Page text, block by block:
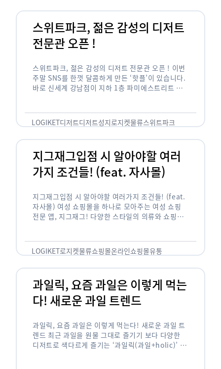
스위트파크, 젊은 감성의 디저트
전문관 오픈 !
스위트파크, 젊은 감성의 디저트 전문관 오픈 ! 이번
주말 SNS를 한껏 달콤하게 만든 ‘핫플’이 있습니다.
바로 신세계 강남점이 지하 1층 파미에스트리트 분
LOGIKET디저트디저트성지로지켓물류스위트파크
지그재그입점 시 알아야할 여러
가지 조건들! (feat. 자사몰)
지그재그입점 시 알아야할 여러가지 조건들! (feat.
자사몰) 여성 쇼핑몰을 하나로 모아주는 여성 쇼핑
전문 앱, 지그재그! 다양한 스타일의 의류와 쇼핑몰
LOGIKET로지켓물류쇼핑몰온라인쇼핑몰유통
과일릭, 요즘 과일은 이렇게 먹는
다! 새로운 과일 트렌드
과일릭, 요즘 과일은 이렇게 먹는다! 새로운 과일 트
렌드 최근 과일을 원물 그대로 즐기기 보다 다양한
디저트로 색다르게 즐기는 ‘과일릭(과일+holic)’ 트